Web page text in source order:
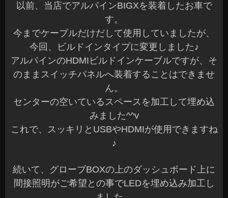
以前、当店でアルパインBIGXを装着したお車で
す。
今までケーブルだけだして使用していましたが、
今回、ビルドインタイプに変更しました♪
アルパインのHDMIビルドインケーブルですが、そ
のままスイッチパネルへ装着することはできませ
ん。
センターの空いているスペースを加工して埋め込
みました^^v
これで、スッキリとUSBやHDMIが使用できますね
♪
続いて、グローブBOXの上のダッシュボード上に
間接照明がご希望との事でLEDを埋め込み加工し